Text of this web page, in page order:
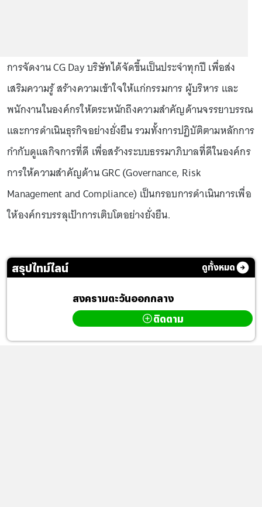
การจัดงาน CG Day บริษัทได้จัดขึ้นเป็นประจำทุกปี เพื่อส่ง
เสริมความรู้ สร้างความเข้าใจให้แก่กรรมการ ผู้บริหาร และ
พนักงานในองค์กรให้ตระหนักถึงความสำคัญด้านจรรยาบรรณ
และการดำเนินธุรกิจอย่างยั่งยืน รวมทั้งการปฏิบัติตามหลักการ
กำกับดูแลกิจการที่ดี เพื่อสร้างระบบธรรมาภิบาลที่ดีในองค์กร
การให้ความสำคัญด้าน GRC (Governance, Risk
Management and Compliance) เป็นกรอบการดำเนินการเพื่อ
ให้องค์กรบรรลุเป้าการเติบโตอย่างยั่งยืน.
สรุปไทม์ไลน์ ดูทั้งหมด
สงครามตะวันออกกลาง
ติดตาม